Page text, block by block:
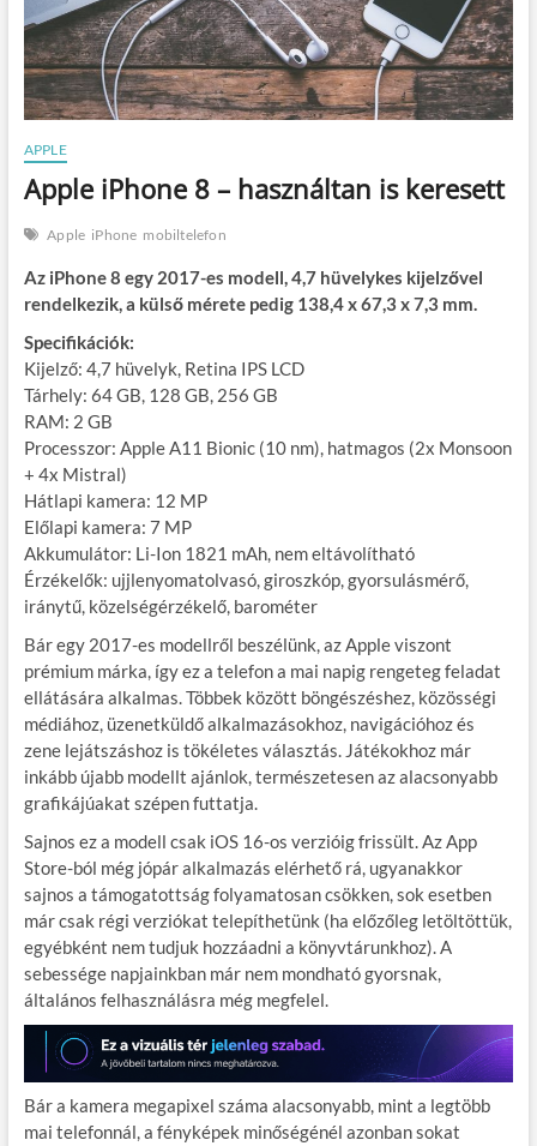
APPLE
Apple iPhone 8 – használtan is keresett
Apple iPhone mobiltelefon
Az iPhone 8 egy 2017-es modell, 4,7 hüvelykes kijelzővel
rendelkezik, a külső mérete pedig 138,4 x 67,3 x 7,3 mm.
Specifikációk:
Kijelző: 4,7 hüvelyk, Retina IPS LCD
Tárhely: 64 GB, 128 GB, 256 GB
RAM: 2 GB
Processzor: Apple A11 Bionic (10 nm), hatmagos (2x Monsoon
+ 4x Mistral)
Hátlapi kamera: 12 MP
Előlapi kamera: 7 MP
Akkumulátor: Li-Ion 1821 mAh, nem eltávolítható
Érzékelők: ujjlenyomatolvasó, giroszkóp, gyorsulásmérő,
iránytű, közelségérzékelő, barométer
Bár egy 2017-es modellről beszélünk, az Apple viszont
prémium márka, így ez a telefon a mai napig rengeteg feladat
ellátására alkalmas. Többek között böngészéshez, közösségi
médiához, üzenetküldő alkalmazásokhoz, navigációhoz és
zene lejátszáshoz is tökéletes választás. Játékokhoz már
inkább újabb modellt ajánlok, természetesen az alacsonyabb
grafikájúakat szépen futtatja.
Sajnos ez a modell csak iOS 16-os verzióig frissült. Az App
Store-ból még jópár alkalmazás elérhető rá, ugyanakkor
sajnos a támogatottság folyamatosan csökken, sok esetben
már csak régi verziókat telepíthetünk (ha előzőleg letöltöttük,
egyébként nem tudjuk hozzáadni a könyvtárunkhoz). A
sebessége napjainkban már nem mondható gyorsnak,
általános felhasználásra még megfelel.
Bár a kamera megapixel száma alacsonyabb, mint a legtöbb
mai telefonnál, a fényképek minőségénél azonban sokat